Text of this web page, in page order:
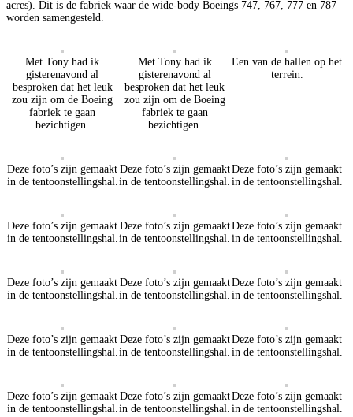
acres). Dit is de fabriek waar de wide-body Boeings 747, 767, 777 en 787
worden samengesteld.
Met Tony had ik
gisterenavond al
besproken dat het leuk
zou zijn om de Boeing
fabriek te gaan
bezichtigen.
Met Tony had ik
gisterenavond al
besproken dat het leuk
zou zijn om de Boeing
fabriek te gaan
bezichtigen.
Een van de hallen op het
terrein.
Deze foto’s zijn gemaakt
in de tentoonstellingshal.
Deze foto’s zijn gemaakt
in de tentoonstellingshal.
Deze foto’s zijn gemaakt
in de tentoonstellingshal.
Deze foto’s zijn gemaakt
in de tentoonstellingshal.
Deze foto’s zijn gemaakt
in de tentoonstellingshal.
Deze foto’s zijn gemaakt
in de tentoonstellingshal.
Deze foto’s zijn gemaakt
in de tentoonstellingshal.
Deze foto’s zijn gemaakt
in de tentoonstellingshal.
Deze foto’s zijn gemaakt
in de tentoonstellingshal.
Deze foto’s zijn gemaakt
in de tentoonstellingshal.
Deze foto’s zijn gemaakt
in de tentoonstellingshal.
Deze foto’s zijn gemaakt
in de tentoonstellingshal.
Deze foto’s zijn gemaakt
in de tentoonstellingshal.
Deze foto’s zijn gemaakt
in de tentoonstellingshal.
Deze foto’s zijn gemaakt
in de tentoonstellingshal.